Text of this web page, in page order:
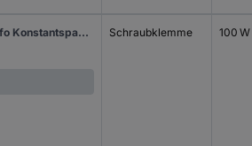
Self Electronics SLD100-48VFD-EU LED-Trafo Konstantspannung 100 W 2.08 A 48 V dimmbar 1 St. Schraubklemme 100 W